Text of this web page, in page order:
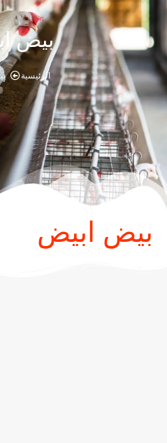
بيض
الرئيسية
بيض ابيض